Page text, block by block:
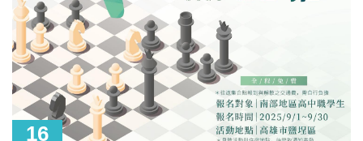
響》 吳巨盟（世新大學通識教育中心助理教授） 《民主鞏固與
半總統制：羅馬尼亞總統角色與台灣借鏡》 古明章（台灣國際
戰略學會研究員） 評論人：王靖興（國立成功大學政治學系副
教授） 1210–1300 午餐時間 1300–1400 專題演講 講者：蕭高
彥（中央研究
16